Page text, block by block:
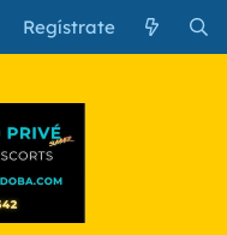
Regístrate